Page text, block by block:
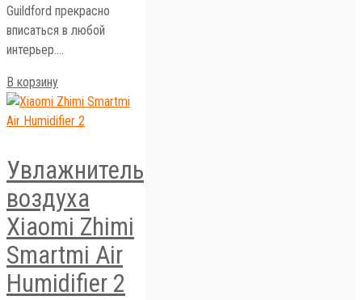
Guildford прекрасно
вписаться в любой
интерьер.…
В корзину
Увлажнитель
воздуха
Xiaomi Zhimi
Smartmi Air
Humidifier 2